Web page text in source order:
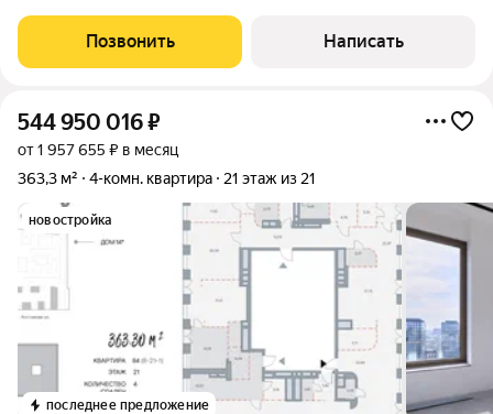
украшают предметы мебели от
Позвонить Написать
544 950 016₽
от 1 957 655 ₽ в месяц
363,3 м²
4-комн. квартира 21 этаж из 21
новостройка
последнее предложение